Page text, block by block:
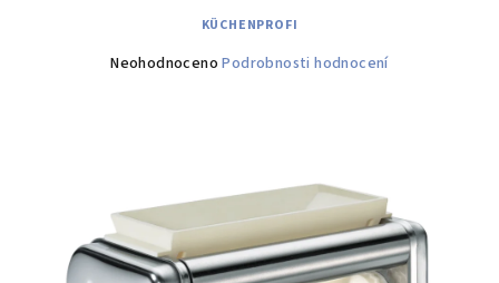
KÜCHENPROFI
Průměrné
hvězdiček.
Neohodnoceno Podrobnosti hodnocení